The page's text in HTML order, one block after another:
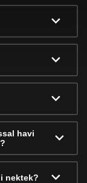
havi
nektek?